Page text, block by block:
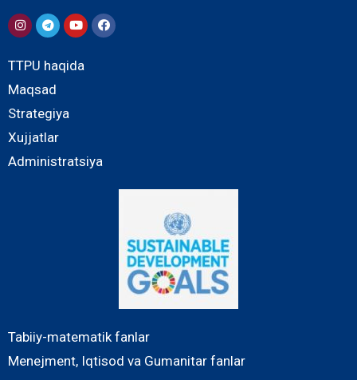
TTPU haqida
Maqsad
Strategiya
Xujjatlar
Administratsiya
Tabiiy-matematik fanlar
Menejment, Iqtisod va Gumanitar fanlar